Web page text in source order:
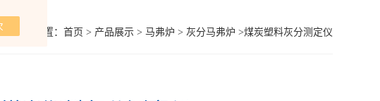
你的位置： 首页 > 产品展示> 马弗炉 > 灰分马弗炉 >煤炭塑料灰分测定仪